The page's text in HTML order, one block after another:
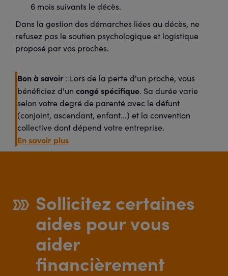
6 mois suivants le décès.
Dans la gestion des démarches liées au décès, ne
refusez pas le soutien psychologique et logistique
proposé par vos proches.
Bon à savoir : Lors de la perte d'un proche, vous
bénéficiez d'un congé spécifique. Sa durée varie
selon votre degré de parenté avec le défunt
(conjoint, ascendant, enfant...) et la convention
collective dont dépend votre entreprise.
En savoir plus
Sollicitez certaines
aides pour vous
aider
financièrement